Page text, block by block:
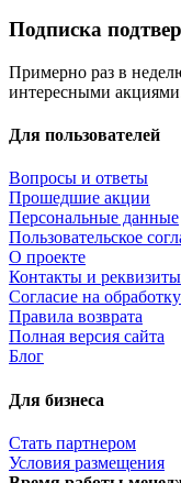
Подписка
Примерно раз в
интересными
Для пользователей
Вопросы и ответы
Прошедшие акции
Персональные данные
Пользовательское
О проекте
Контакты и реквизиты
Согласие на
Правила возврата
Полная версия сайта
Блог
Для бизнеса
Стать партнером
Условия размещения